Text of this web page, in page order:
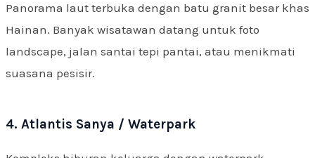
Panorama laut terbuka dengan batu granit besar khas
Hainan. Banyak wisatawan datang untuk foto
landscape, jalan santai tepi pantai, atau menikmati
suasana pesisir.
4. Atlantis Sanya / Waterpark